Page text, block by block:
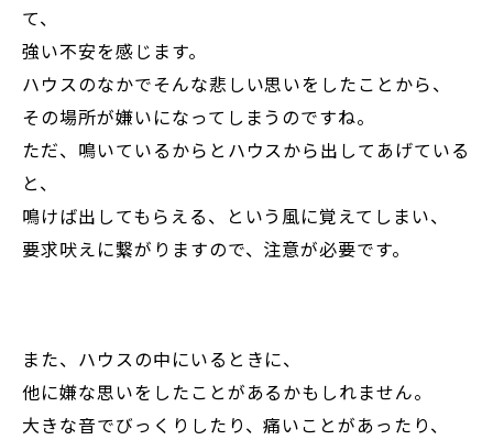
て、
強い不安を感じます。
ハウスのなかでそんな悲しい思いをしたことから、
その場所が嫌いになってしまうのですね。
ただ、鳴いているからとハウスから出してあげている
と、
鳴けば出してもらえる、という風に覚えてしまい、
要求吠えに繋がりますので、注意が必要です。
また、ハウスの中にいるときに、
他に嫌な思いをしたことがあるかもしれません。
大きな音でびっくりしたり、痛いことがあったり、